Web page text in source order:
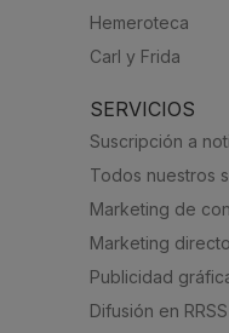
Hemeroteca
Carl y Frida
SERVICIOS
Suscripción a
Todos nuestros
Marketing de
Marketing directo
Publicidad
Difusión en RRSS